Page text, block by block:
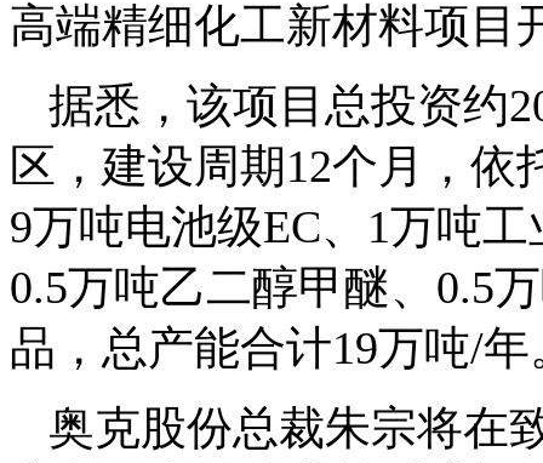
高端精细化工新材料项目
据悉，该项目总投资约
区，建设周期12个月，
9万吨电池级EC、1万吨
0.5万吨乙二醇甲醚、0.5
品，总产能合计19万吨/年
奥克股份总裁朱宗将在